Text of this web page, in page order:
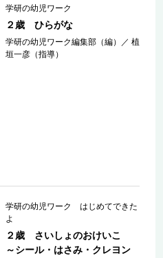
学研の幼児ワーク
２歳 ひらがな
学研の幼児ワーク編集部（編） ／植
垣一彦（指導）
学研の幼児ワーク はじめてできた
よ
２歳 さいしょのおけいこ
～シール・はさみ・クレヨン